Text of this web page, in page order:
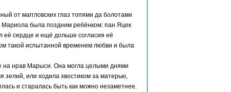
от маггловских глаз топями да болотами
Мариола была поздним ребёнком: пан Яцек
её сердце и ещё дольше согласия её
такой испытанной временем любви и была
на нрав Марыси. Она могла целыми днями
зелий, или ходила хвостиком за матерью,
и старалась быть как можно незаметнее.